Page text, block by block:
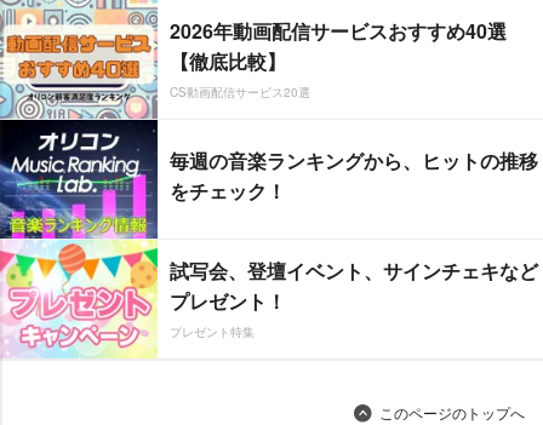
2026年動画配信サービスおすすめ40選
【徹底比較】
CS動画配信サービス20選
毎週の音楽ランキングから、ヒットの推移
をチェック！
試写会、登壇イベント、サインチェキなど
プレゼント！
プレゼント特集
このページのトップへ